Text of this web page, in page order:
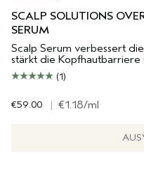
SCALP SOLUTIONS
SERUM
Scalp Serum verbessert
stärkt die Kopfhautbarriere
(1)
€59.00 | €1.18/ml